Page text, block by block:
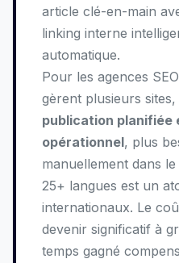
article clé-en-main
linking interne
automatique.
Pour les agences
gèrent plusieurs sites,
publication planifiée
opérationnel, plus
manuellement dans
25+ langues est un
internationaux. Le
devenir significatif à
temps gagné